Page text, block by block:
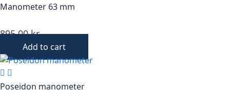
Manometer 63 mm
895,00kr
Add to cart
Poseidon manometer